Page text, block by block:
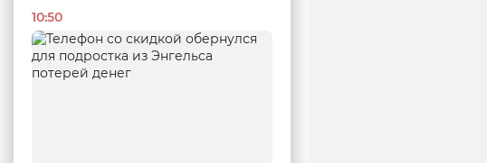
10:50